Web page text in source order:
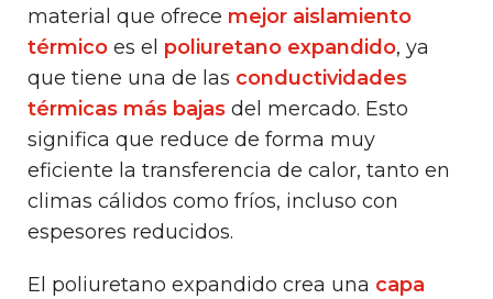
material que ofrece mejor aislamiento
térmico es el poliuretano expandido, ya
que tiene una de las conductividades
térmicas más bajas del mercado. Esto
significa que reduce de forma muy
eficiente la transferencia de calor, tanto en
climas cálidos como fríos, incluso con
espesores reducidos.
El poliuretano expandido crea una capa